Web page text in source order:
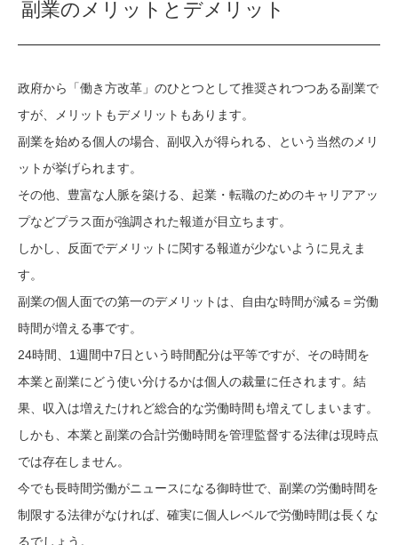
副業のメリットとデメリット
政府から「働き方改革」のひとつとして推奨されつつある副業で
すが、メリットもデメリットもあります。
副業を始める個人の場合、副収入が得られる、という当然のメリ
ットが挙げられます。
その他、豊富な人脈を築ける、起業・転職のためのキャリアアッ
プなどプラス面が強調された報道が目立ちます。
しかし、反面でデメリットに関する報道が少ないように見えま
す。
副業の個人面での第一のデメリットは、自由な時間が減る＝労働
時間が増える事です。
24時間、1週間中7日という時間配分は平等ですが、その時間を
本業と副業にどう使い分けるかは個人の裁量に任されます。結
果、収入は増えたけれど総合的な労働時間も増えてしまいます。
しかも、本業と副業の合計労働時間を管理監督する法律は現時点
では存在しません。
今でも長時間労働がニュースになる御時世で、副業の労働時間を
制限する法律がなければ、確実に個人レベルで労働時間は長くな
るでしょう。